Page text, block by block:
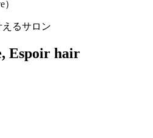
るサロン
Espoir hair